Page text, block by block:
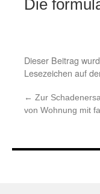
Die
Dieser Beitrag
Lesezeichen auf
← Zur
von Wohnung mit